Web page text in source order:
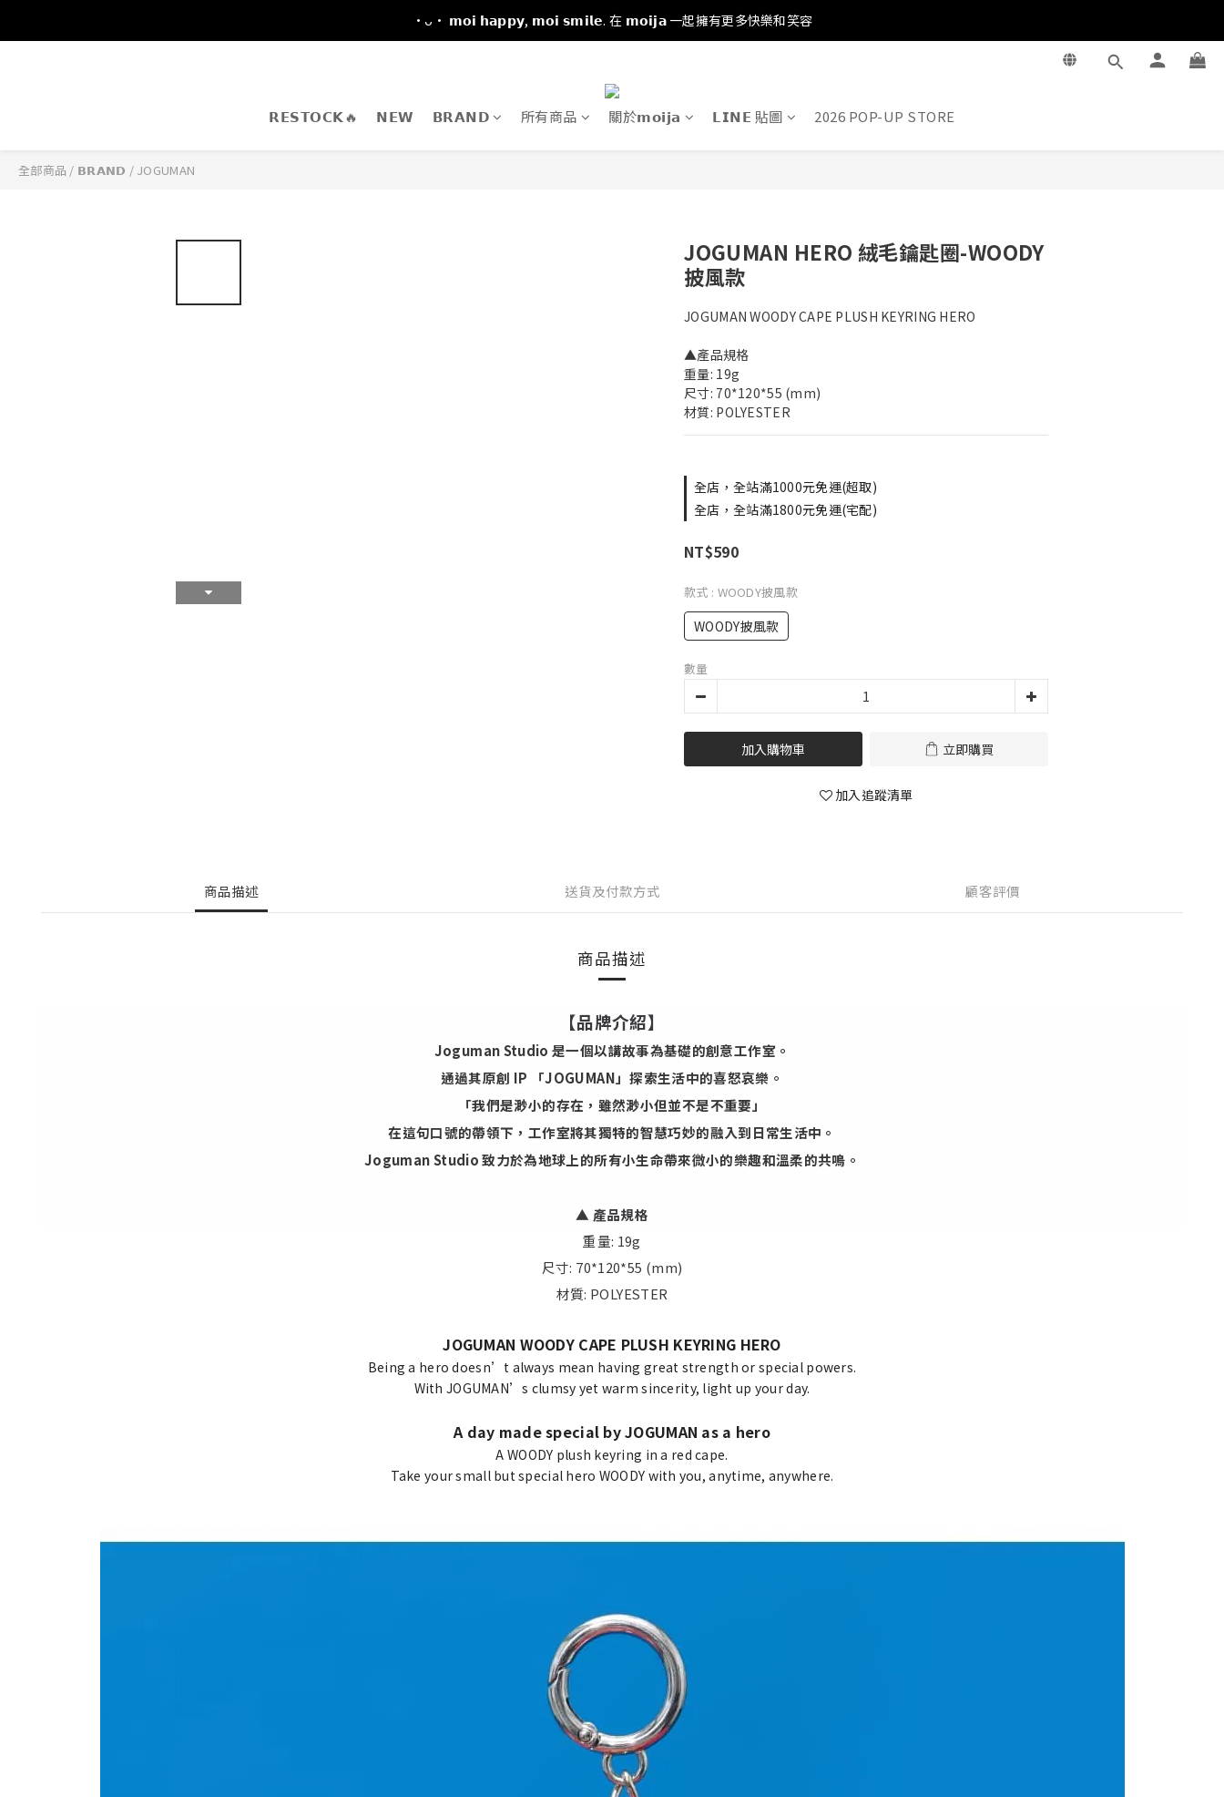
·ᴗ· 𝗺𝗼𝗶 𝗵𝗮𝗽𝗽𝘆, 𝗺𝗼𝗶 𝘀𝗺𝗶𝗹𝗲. 在 𝗺𝗼𝗶𝗷𝗮 一起擁有更多快樂和笑容
𝗥𝗘𝗦𝗧𝗢𝗖𝗞🔥 𝗡𝗘𝗪 𝗕𝗥𝗔𝗡𝗗 所有商品 關於𝗺𝗼𝗶𝗷𝗮 𝗟𝗜𝗡𝗘 貼圖 2026 POP-UP STORE
全部商品 / 𝗕𝗥𝗔𝗡𝗗 / JOGUMAN
JOGUMAN HERO 絨毛鑰匙圈-WOODY
披風款
JOGUMAN WOODY CAPE PLUSH KEYRING HERO
▲產品規格
重量: 19g
尺寸: 70*120*55 (mm)
材質: POLYESTER
全店，全站滿1000元免運(超取)
全店，全站滿1800元免運(宅配)
NT$590
款式 : WOODY披風款
WOODY披風款
數量
加入購物車 立即購買
加入追蹤清單
商品描述 送貨及付款方式 顧客評價
商品描述
【品牌介紹】
Joguman Studio 是一個以講故事為基礎的創意工作室。
通過其原創 IP 「JOGUMAN」探索生活中的喜怒哀樂。
「我們是渺小的存在，雖然渺小但並不是不重要」
在這句口號的帶領下，工作室將其獨特的智慧巧妙的融入到日常生活中。
Joguman Studio 致力於為地球上的所有小生命帶來微小的樂趣和溫柔的共鳴。
▲ 產品規格
重量: 19g
尺寸: 70*120*55 (mm)
材質: POLYESTER
JOGUMAN WOODY CAPE PLUSH KEYRING HERO
Being a hero doesn’t always mean having great strength or special powers.
With JOGUMAN’s clumsy yet warm sincerity, light up your day.
A day made special by JOGUMAN as a hero
A WOODY plush keyring in a red cape.
Take your small but special hero WOODY with you, anytime, anywhere.